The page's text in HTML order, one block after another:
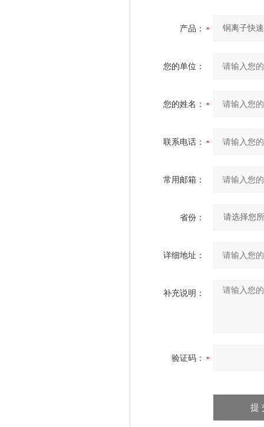
产品：
您的单位：
您的姓名：
联系电话：
常用邮箱：
省份：
详细地址：
补充说明：
验证码：